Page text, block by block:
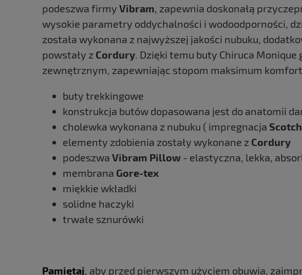
podeszwa firmy Vibram, zapewnia doskonałą
wysokie parametry oddychalności i wodoodporności,
została wykonana z najwyższej jakości nubuku,
powstały z Cordury. Dzięki temu buty Chiruca
zewnętrznym, zapewniając stopom maksimum
buty trekkingowe
konstrukcja butów dopasowana jest do anatomii
cholewka wykonana z nubuku ( impregnacja
elementy zdobienia zostały wykonane z Cordury
podeszwa Vibram Pillow - elastyczna, lekka,
membrana Gore-tex
miękkie wkładki
solidne haczyki
trwałe sznurówki
Pamiętaj, aby przed pierwszym użyciem obuwia,